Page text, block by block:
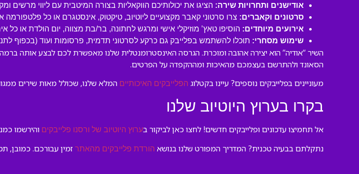
אודישנים ותחרויות שירה: הציגו את יכולותיכם הווקאליות בצורה המיטבית עם ליווי מרשים
סרטונים וקאברים: צרו סרטוני קאבר מקצועיים ליוטיוב, טיקטוק, אינסטגרם או כל פלטפורמה
אירועים מיוחדים: הוסיפו טאץ’ מוזיקלי אישי ומרגש לחתונה, בר/בת מצווה, יום הולדת או כל
שימוש מסחרי: תוכלו להשתמש בפלייבק גם כרקע לסרטוני תדמית, פרסומות ועוד (בכפוף
השיר “אודיה” הוא יצירה אהובה ומוכרת. הגרסה האינסטרומנטלית שלנו מאפשרת לכם לבצע אותה
הסאונד ולהתרשם בעצמכם מהאיכות ומההקפדה על הפרטים.
מעוניינים בפלייבקים נוספים? עיינו בקטלוג הפלייבקים האיכותיים המלא שלנו, שכולל מאות שירים
בקרו בערוץ היוטיוב שלנו
אל תחמיצו עדכונים ופלייבקים חדשים! לחצו כאן לביקור בערוץ היוטיוב של ורסנו פלייבקים והירשמו
נתקלתם בבעיה טכנית? המדריך המפורט שלנו בנושא הורדת פלייבקים מהאתר זמין עבורכם. כמובן,